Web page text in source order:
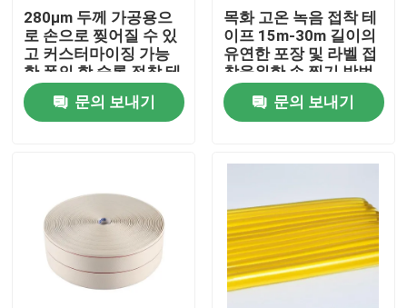
공장 투어
품질 관리
연락처
속건성 접착제 접착 테이프
280μm 두께 가공용으
로 손으로 찢어질 수 있
고 커스터마이징 가능
한 폭의 핫 슬롯 접착 테
이프
문의 보내기
목화 고온 녹음 접착 테
이프 15m-30m 길이의
유연한 포장 및 라벨 접
착을위한 손 찢기 방법
과 높은 점도성
문의 보내기